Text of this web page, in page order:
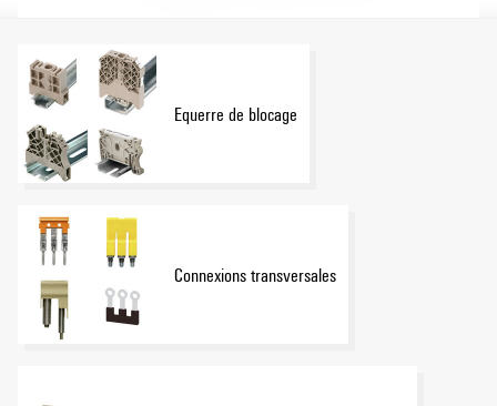
Equerre de blocage
Connexions transversales